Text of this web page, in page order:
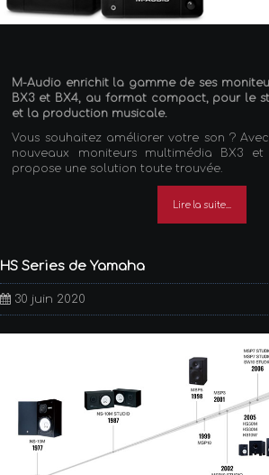
M-Audio enrichit la gamme de ses
BX3 et BX4, au format compact, pour le
et la production musicale.
Vous souhaitez améliorer votre son ?
nouveaux moniteurs multimédia BX3 et
propose une solution toute trouvée.
Lire la suite...
HS Series de Yamaha
30 juin 2020